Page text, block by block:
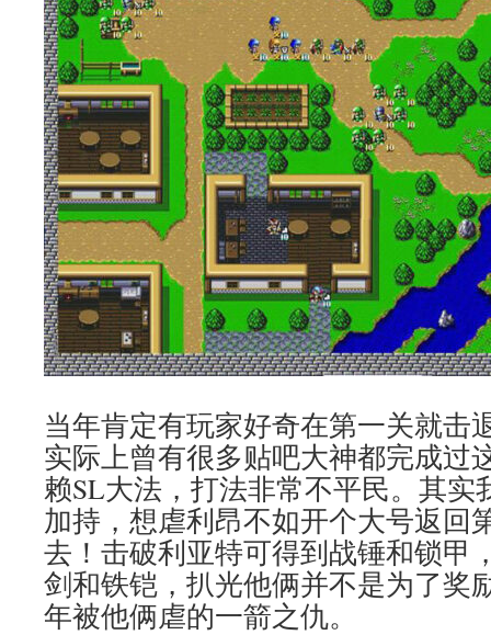
当年肯定有玩家好奇在第一关就击
实际上曾有很多贴吧大神都完成过
赖SL大法，打法非常不平民。其实
加持，想虐利昂不如开个大号返回
去！击破利亚特可得到战锤和锁甲
剑和铁铠，扒光他俩并不是为了奖
年被他俩虐的一箭之仇。